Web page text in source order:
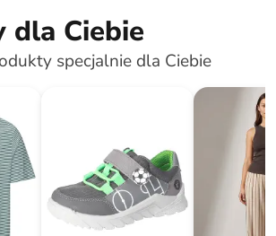
dla Ciebie
specjalnie dla Ciebie